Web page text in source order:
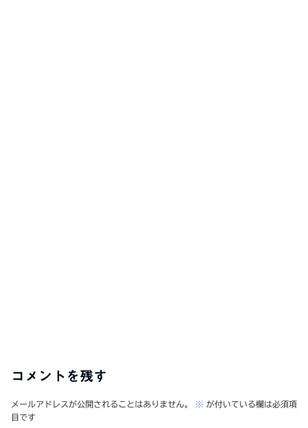
コメントを残す
メールアドレスが公開されることはありません。 ※ が付いている欄は必須項
目です